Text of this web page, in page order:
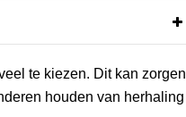
te kiezen. Dit kan zorgen
houden van herhaling